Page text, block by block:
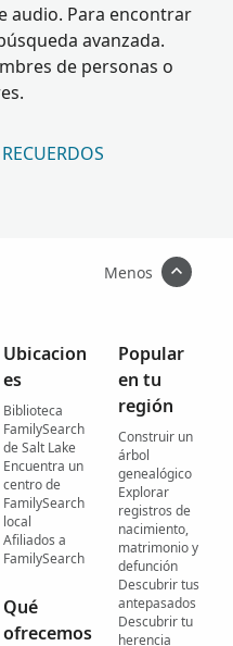
audio. Para encontrar
avanzada.
de personas o
Menos
Ubicacion
es
Biblioteca
FamilySearch
de Salt Lake
Encuentra un
centro de
FamilySearch
local
Afiliados a
FamilySearch
Qué
ofrecemos
Popular
en tu
región
Construir un
árbol
genealógico
Explorar
registros de
nacimiento,
matrimonio y
defunción
Descubrir tus
antepasados
Descubrir tu
herencia